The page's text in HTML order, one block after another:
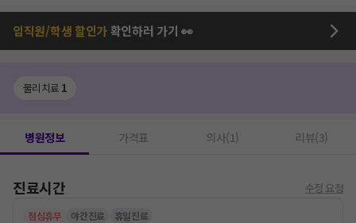
임직원/학생 할인가확인하러 가기 👀
물리치료 1
병원정보 가격표 의사(1) 리뷰(3)
진료시간 수정 요청
점심휴무 야간진료 휴일진료